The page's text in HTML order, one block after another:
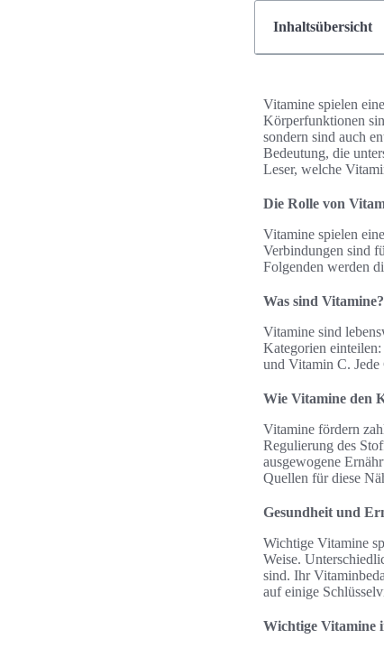
Inhaltsübersicht
Vitamine spielen
Körperfunktionen
sondern sind auch
Bedeutung, die
Leser, welche
Die Rolle von
Vitamine spielen
Verbindungen sind
Folgenden werden
Was sind Vitamine?
Vitamine sind
Kategorien
und Vitamin C.
Wie Vitamine den
Vitamine fördern
Regulierung des
ausgewogene
Quellen für diese
Gesundheit und
Wichtige Vitamine
Weise.
sind. Ihr
auf einige
Wichtige Vitamine